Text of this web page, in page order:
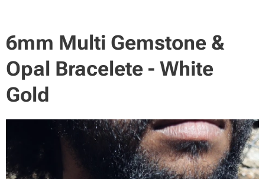
6mm Multi Gemstone &
Opal Bracelete - White
Gold